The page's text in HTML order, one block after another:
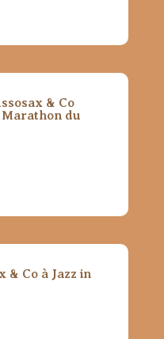
& Co
du
& Co à Jazz in